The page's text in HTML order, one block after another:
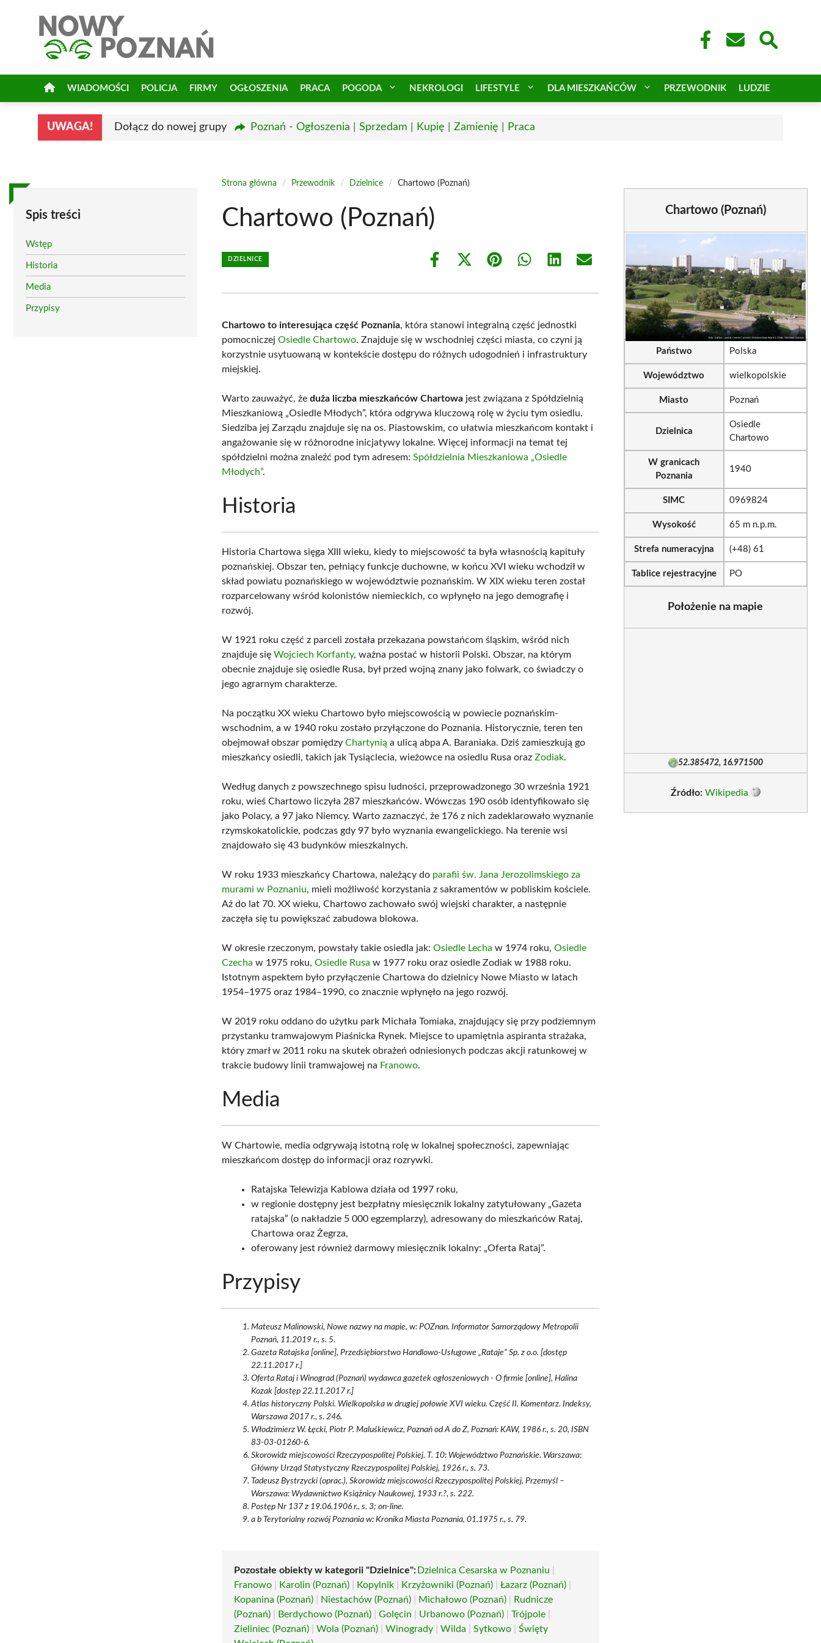
WIADOMOŚCI POLICJA FIRMY OGŁOSZENIA PRACA POGODA NEKROLOGI LIFESTYLE DLA MIESZKAŃCÓW PRZEWODNIK LUDZIE
UWAGA! Dołącz do nowej grupy Poznań - Ogłoszenia | Sprzedam | Kupię | Zamienię | Praca
Spis treści
Wstęp
Historia
Media
Przypisy
Strona główna / Przewodnik / Dzielnice / Chartowo (Poznań)
Chartowo (Poznań)
DZIELNICE
Share
Share
(Twitter)
Share Share Share Share
Chartowo to interesująca część Poznania, która stanowi integralną część jednostki
pomocniczejOsiedle Chartowo. Znajduje się w wschodniej części miasta, co czyni ją
korzystnie usytuowaną w kontekście dostępu do różnych udogodnień i infrastruktury
miejskiej.
Warto zauważyć, żeduża liczba mieszkańców Chartowa jest związana z Spółdzielnią
Mieszkaniową „Osiedle Młodych”, która odgrywa kluczową rolę w życiu tym osiedlu.
Siedziba jej Zarządu znajduje się na os. Piastowskim, co ułatwia mieszkańcom kontakt i
angażowanie się w różnorodne inicjatywy lokalne. Więcej informacji na temat tej
spółdzielni można znaleźć pod tym adresem:Spółdzielnia Mieszkaniowa „Osiedle
Młodych”.
Historia
Historia Chartowa sięga XIII wieku, kiedy to miejscowość ta była własnością kapituły
poznańskiej. Obszar ten, pełniący funkcje duchowne, w końcu XVI wieku wchodził w
skład powiatu poznańskiego w województwie poznańskim. W XIX wieku teren został
rozparcelowany wśród kolonistów niemieckich, co wpłynęło na jego demografię i
rozwój.
W 1921 roku część z parceli została przekazana powstańcom śląskim, wśród nich
znajduje sięWojciech Korfanty, ważna postać w historii Polski. Obszar, na którym
obecnie znajduje się osiedle Rusa, był przed wojną znany jako folwark, co świadczy o
jego agrarnym charakterze.
Na początku XX wieku Chartowo było miejscowością w powiecie poznańskim-
wschodnim, a w 1940 roku zostało przyłączone do Poznania. Historycznie, teren ten
obejmował obszar pomiędzyChartynią a ulicą abpa A. Baraniaka. Dziś zamieszkują go
mieszkańcy osiedli, takich jak Tysiąclecia, wieżowce na osiedlu Rusa orazZodiak.
Według danych z powszechnego spisu ludności, przeprowadzonego 30 września 1921
roku, wieś Chartowo liczyła 287 mieszkańców. Wówczas 190 osób identyfikowało się
jako Polacy, a 97 jako Niemcy. Warto zaznaczyć, że 176 z nich zadeklarowało wyznanie
rzymskokatolickie, podczas gdy 97 było wyznania ewangelickiego. Na terenie wsi
znajdowało się 43 budynków mieszkalnych.
W roku 1933 mieszkańcy Chartowa, należący do parafii św. Jana Jerozolimskiego za
murami w Poznaniu, mieli możliwość korzystania z sakramentów w pobliskim kościele.
Aż do lat 70. XX wieku, Chartowo zachowało swój wiejski charakter, a następnie
zaczęła się tu powiększać zabudowa blokowa.
W okresie rzeczonym, powstały takie osiedla jak:Osiedle Lecha w 1974 roku,Osiedle
Czecha w 1975 roku,Osiedle Rusa w 1977 roku oraz osiedle Zodiak w 1988 roku.
Istotnym aspektem było przyłączenie Chartowa do dzielnicy Nowe Miasto w latach
1954–1975 oraz 1984–1990, co znacznie wpłynęło na jego rozwój.
W 2019 roku oddano do użytku park Michała Tomiaka, znajdujący się przy podziemnym
przystanku tramwajowym Piaśnicka Rynek. Miejsce to upamiętnia aspiranta strażaka,
który zmarł w 2011 roku na skutek obrażeń odniesionych podczas akcji ratunkowej w
trakcie budowy linii tramwajowej na Franowo.
Media
W Chartowie, media odgrywają istotną rolę w lokalnej społeczności, zapewniając
mieszkańcom dostęp do informacji oraz rozrywki.
Ratajska Telewizja Kablowa działa od 1997 roku,
w regionie dostępny jest bezpłatny miesięcznik lokalny zatytułowany „Gazeta
ratajska” (o nakładzie 5 000 egzemplarzy), adresowany do mieszkańców Rataj,
Chartowa oraz Żegrza,
oferowany jest również darmowy miesięcznik lokalny: „Oferta Rataj”.
Przypisy
Mateusz Malinowski, Nowe nazwy na mapie, w: POZnan. Informator Samorządowy Metropolii
Poznań, 11.2019 r., s. 5.
Gazeta Ratajska [online], Przedsiębiorstwo Handlowo-Usługowe „Rataje” Sp. z o.o. [dostęp
22.11.2017 r.]
Oferta Rataj i Winograd (Poznań) wydawca gazetek ogłoszeniowych - O firmie [online], Halina
Kozak [dostęp 22.11.2017 r.]
Atlas historyczny Polski. Wielkopolska w drugiej połowie XVI wieku. Część II. Komentarz. Indeksy,
Warszawa 2017 r., s. 246.
Włodzimierz W. Łęcki, Piotr P. Maluśkiewicz, Poznań od A do Z, Poznań: KAW, 1986 r., s. 20, ISBN
83-03-01260-6.
Skorowidz miejscowości Rzeczypospolitej Polskiej. T. 10: Województwo Poznańskie. Warszawa:
Główny Urząd Statystyczny Rzeczypospolitej Polskiej, 1926 r., s. 73.
Tadeusz Bystrzycki (oprac.), Skorowidz miejscowości Rzeczypospolitej Polskiej, Przemyśl –
Warszawa: Wydawnictwo Książnicy Naukowej, 1933 r.?, s. 222.
Postęp Nr 137 z 19.06.1906 r., s. 3; on-line.
a b Terytorialny rozwój Poznania w: Kronika Miasta Poznania, 01.1975 r., s. 79.
Pozostałe obiekty w kategorii "Dzielnice":Dzielnica Cesarska w Poznaniu
Franowo
Karolin (Poznań) Kopylnik Krzyżowniki (Poznań) |Łazarz (Poznań)
Kopanina (Poznań)
Niestachów (Poznań) Michałowo (Poznań)
Rudnicze
(Poznań)
Berdychowo (Poznań) |Golęcin Urbanowo (Poznań) |Trójpole
Zieliniec (Poznań) |Wola (Poznań) |Winogrady |Wilda |Sytkowo |Święty
Chartowo (Poznań)
Państwo Polska
Województwo wielkopolskie
Miasto Poznań
Dzielnica
Osiedle
Chartowo
W granicach
Poznania
1940
SIMC 0969824
Wysokość 65 m n.p.m.
Strefa numeracyjna (+48) 61
Tablice rejestracyjne PO
Położenie na mapie
52.385472, 16.971500
Źródło: Wikipedia